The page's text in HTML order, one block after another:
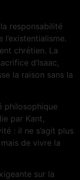
responsabilité
chrétien. La
d’Isaac,
la raison sans la
philosophique
par Kant,
: il ne s’agit plus
de vivre la
sur la